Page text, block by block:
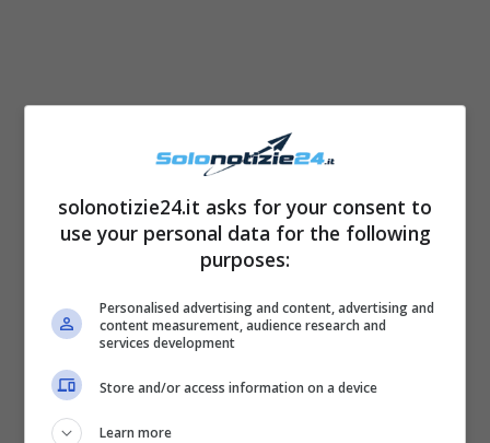
della BBC, che in diverse occasioni
è spenta pochi giorni fa a soli 40 anni. La
stessa conduttrice, in passato, aveva
annunciato di essere affetta da un cancro
all’intestino al quarto stadio, cosciente del
fatto che la malattia era davvero diventata
più forte di lei in pochissimo tempo.
solonotizie24.it asks for your consent to
use your personal data for the following
purposes:
Personalised advertising and content, advertising and
content measurement, audience research and
services development
Store and/or access information on a device
Learn more